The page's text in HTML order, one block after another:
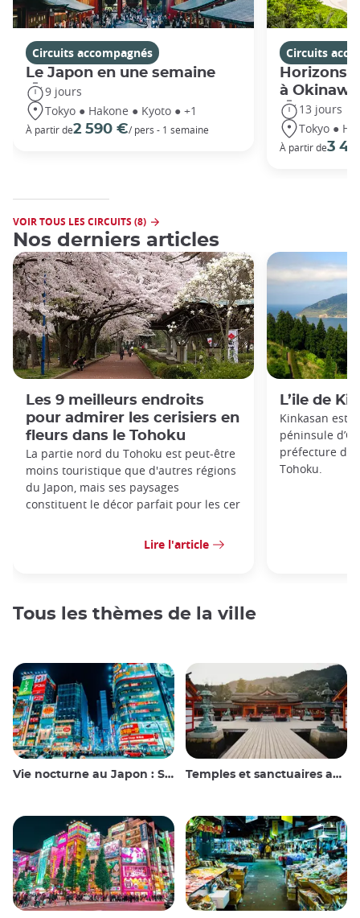
Circuits accompagnés
Le Japon en une semaine
9 jours
Tokyo ● Hakone ● Kyoto ● +1
À partir de2 590 €/ pers - 1 semaine
Circuits
Horizons
à Okinawa
13 jours
Tokyo ●
À partir de3
VOIR TOUS LES CIRCUITS (8)
Nos derniers articles
Les 9 meilleurs endroits
pour admirer les cerisiers en
fleurs dans le Tohoku
La partie nord du Tohoku est peut-être
moins touristique que d'autres régions
du Japon, mais ses paysages
constituent le décor parfait pour les cer
Lire l'article
L’ile de
Kinkasan est
péninsule
préfecture de
Tohoku.
Tous les thèmes de la ville
Vie nocturne au Japon : Sortir, voir et boire Temples et sanctuaires au Japon